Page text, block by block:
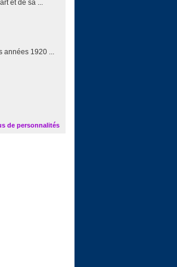
et de sa ...
années 1920 ...
de personnalités